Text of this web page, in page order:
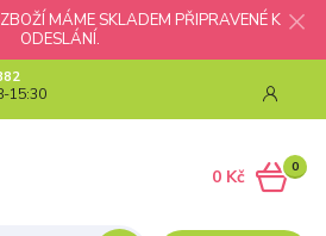
MÁME SKLADEM PŘIPRAVENÉ K
ODESLÁNÍ.
15:30
0
0 Kč